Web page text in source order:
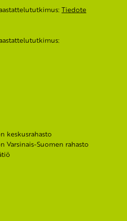
Tiedote
keskusrahasto
Varsinais-Suomen rahasto